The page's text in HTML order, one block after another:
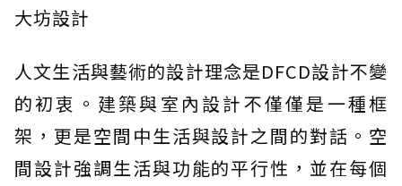
大坊設計
人文生活與藝術的設計理念是DFCD設計不變
的初衷。建築與室內設計不僅僅是一種框
架，更是空間中生活與設計之間的對話。空
間設計強調生活與功能的平行性，並在每個